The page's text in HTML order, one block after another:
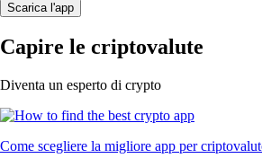
Scarica l'app
Capire le criptovalute
Diventa un esperto di crypto
Come scegliere la migliore app per